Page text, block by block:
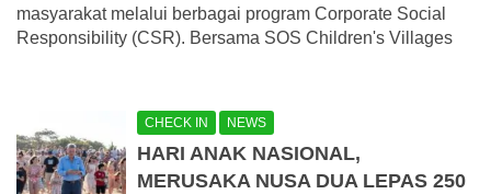
masyarakat melalui berbagai program Corporate Social
Responsibility (CSR). Bersama SOS Children's Villages
CHECK IN NEWS
HARI ANAK NASIONAL,
MERUSAKA NUSA DUA LEPAS 250